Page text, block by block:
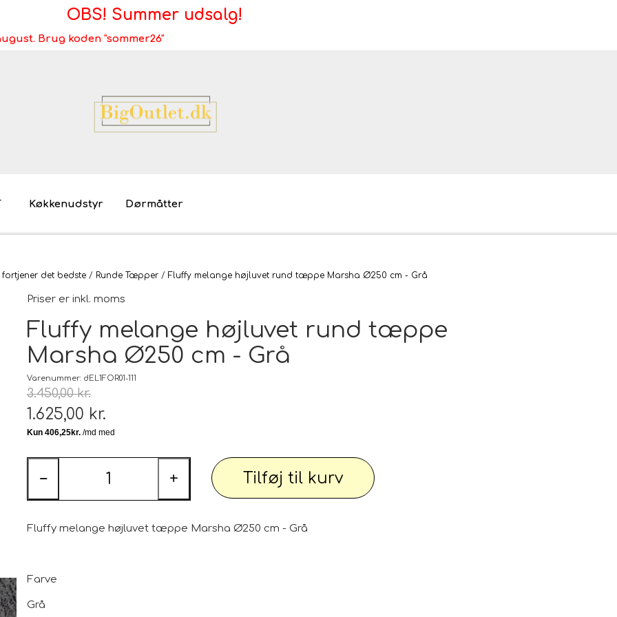
OBS! Summer udsalg!
Brug koden "sommer26"
Brugt/demo/udstilling - bliv miljøvenlig Møbler og tæpper
Tøj og Sko
DAME
Smartwatch, mobil og tilbehør
dekoration
Køkkenudstyr Dørmåtter
det bedste Runde Tæpper Fluffy melange højluvet rund tæppe Marsha Ø250 cm - Grå
Priser er inkl. moms
Fluffy melange højluvet rund tæppe
Marsha Ø250 cm - Grå
Varenummer: dEL1FOR01-111
3.450,00 kr.
1.625,00 kr.
− + Tilføj til kurv
Fluffy melange højluvet tæppe Marsha Ø250 cm - Grå
Farve
Grå